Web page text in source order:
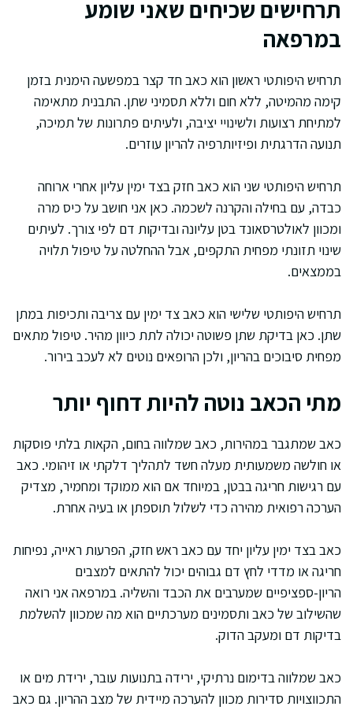
תרחישים שכיחים שאני שומע
במרפאה
תרחיש היפותטי ראשון הוא כאב חד קצר במפשעה הימנית בזמן
קימה מהמיטה, ללא חום וללא תסמיני שתן. התבנית מתאימה
למתיחת רצועות ולשינויי יציבה, ולעיתים פתרונות של תמיכה,
תנועה הדרגתית ופיזיותרפיה להריון עוזרים.
תרחיש היפותטי שני הוא כאב חזק בצד ימין עליון אחרי ארוחה
כבדה, עם בחילה והקרנה לשכמה. כאן אני חושב על כיס מרה
ומכוון לאולטרסאונד בטן עליונה ובדיקות דם לפי צורך. לעיתים
שינוי תזונתי מפחית התקפים, אבל ההחלטה על טיפול תלויה
בממצאים.
תרחיש היפותטי שלישי הוא כאב צד ימין עם צריבה ותכיפות במתן
שתן. כאן בדיקת שתן פשוטה יכולה לתת כיוון מהיר. טיפול מתאים
מפחית סיבוכים בהריון, ולכן הרופאים נוטים לא לעכב בירור.
מתי הכאב נוטה להיות דחוף יותר
כאב שמתגבר במהירות, כאב שמלווה בחום, הקאות בלתי פוסקות
או חולשה משמעותית מעלה חשד לתהליך דלקתי או זיהומי. כאב
עם רגישות חריגה בבטן, במיוחד אם הוא ממוקד ומחמיר, מצדיק
הערכה רפואית מהירה כדי לשלול תוספתן או בעיה אחרת.
כאב בצד ימין עליון יחד עם כאב ראש חזק, הפרעות ראייה, נפיחות
חריגה או מדדי לחץ דם גבוהים יכול להתאים למצבים
הריון-ספציפיים שמערבים את הכבד והשליה. במרפאה אני רואה
שהשילוב של כאב ותסמינים מערכתיים הוא מה שמכוון להשלמת
בדיקות דם ומעקב הדוק.
כאב שמלווה בדימום נרתיקי, ירידה בתנועות עובר, ירידת מים או
התכווצויות סדירות מכוון להערכה מיידית של מצב ההריון. גם כאב